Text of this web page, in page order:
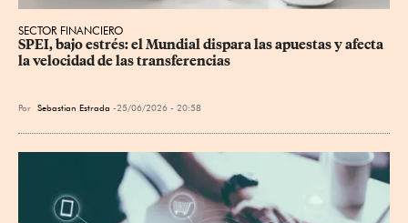
SECTOR FINANCIERO
SPEI, bajo estrés: el Mundial dispara las apuestas y afecta
la velocidad de las transferencias
Por Sebastian Estrada 25/06/2026 - 20:58